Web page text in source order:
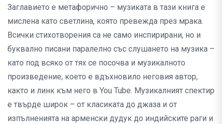
Заглавието е метафорично – музиката в тази книга е
мислена като светлина, която превежда през мрака.
Всички стихотворения са не само инспирирани, но и
буквално писани паралелно със слушането на музика –
като под всяко от тях се посочва и музикалното
произведение, което е вдъхновило неговия автор,
както и линк към него в You Tube. Музикалният спектир
е твърде широк – от класиката до джаза и от
изпълненията на арменски дудук до индийските раги и